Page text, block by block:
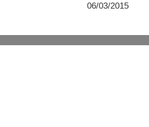
06/03/2015